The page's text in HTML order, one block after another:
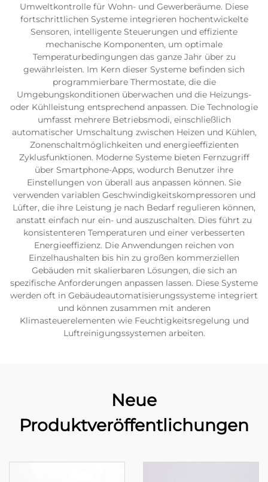
Umweltkontrolle für Wohn- und Gewerberäume. Diese
fortschrittlichen Systeme integrieren hochentwickelte
Sensoren, intelligente Steuerungen und effiziente
mechanische Komponenten, um optimale
Temperaturbedingungen das ganze Jahr über zu
gewährleisten. Im Kern dieser Systeme befinden sich
programmierbare Thermostate, die die
Umgebungskonditionen überwachen und die Heizungs-
oder Kühlleistung entsprechend anpassen. Die Technologie
umfasst mehrere Betriebsmodi, einschließlich
automatischer Umschaltung zwischen Heizen und Kühlen,
Zonenschaltmöglichkeiten und energieeffizienten
Zyklusfunktionen. Moderne Systeme bieten Fernzugriff
über Smartphone-Apps, wodurch Benutzer ihre
Einstellungen von überall aus anpassen können. Sie
verwenden variablen Geschwindigkeitskompressoren und
Lüfter, die ihre Leistung je nach Bedarf regulieren können,
anstatt einfach nur ein- und auszuschalten. Dies führt zu
konsistenteren Temperaturen und einer verbesserten
Energieeffizienz. Die Anwendungen reichen von
Einzelhaushalten bis hin zu großen kommerziellen
Gebäuden mit skalierbaren Lösungen, die sich an
spezifische Anforderungen anpassen lassen. Diese Systeme
werden oft in Gebäudeautomatisierungssysteme integriert
und können zusammen mit anderen
Klimasteuerelementen wie Feuchtigkeitsregelung und
Luftreinigungssystemen arbeiten.
Neue
Produktveröffentlichungen